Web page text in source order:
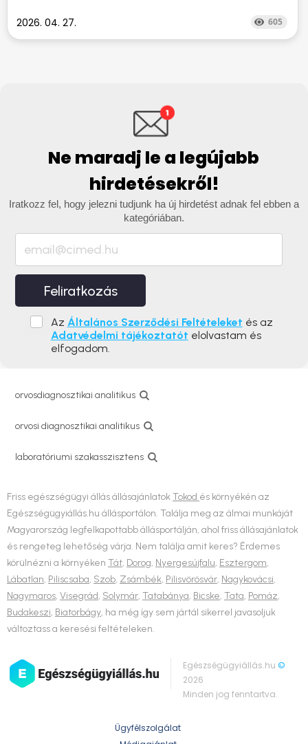
2026. 04. 27. 605
Ne maradj le a legújabb
hirdetésekről!
Iratkozz fel, hogy jelezni tudjunk ha új hirdetést adnak fel ebben a
kategóriában.
Feliratkozás
Az Általános Szerződési Feltételeket és az
Adatvédelmi tájékoztatót elolvastam és
elfogadom.
orvosdiagnosztikai analitikus
orvosi diagnosztikai analitikus
laboratóriumi szakasszisztens
Friss egészségügyi állás állásajánlatok Tokod és környékén az
Egészségügyiállás.hu állásportálon. Találja meg az álmai munkáját
Magyarország legfelkapottabb állásportálján, ahol friss állásajánlatok
és rengeteg lehetőség várja. Nem találja amit keres? Érdemes
körülnézni a környéken Tát, Dorog, Nyergesújfalu, Esztergom,
Lábatlan, Piliscsaba, Szob, Zsámbék, Pilisvörösvár, Nagykovácsi,
Nagymaros, Visegrád, Solymár, Tatabánya, Bicske, Tata, Pomáz,
Budakeszi, Biatorbágy, ha még így sem jártál sikerrel javasoljuk
változtass a keresési feltételeken.
Egészségügyiállás.hu©
2026
Minden jog fenntartva.
Ügyfélszolgálat